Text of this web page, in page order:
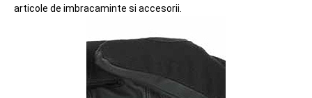
articole de imbracaminte si accesorii.